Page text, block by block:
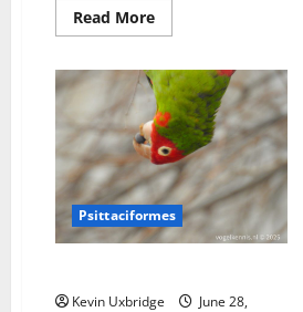
Read MoreRead
more
–
diksnavelmezen
Psittaciformes
Kevin Uxbridge
June 28,